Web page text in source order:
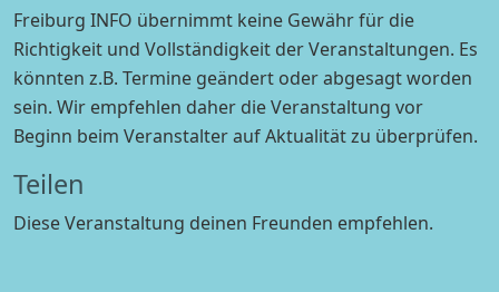
Freiburg INFO übernimmt keine Gewähr für die
Richtigkeit und Vollständigkeit der Veranstaltungen. Es
könnten z.B. Termine geändert oder abgesagt worden
sein. Wir empfehlen daher die Veranstaltung vor
Beginn beim Veranstalter auf Aktualität zu überprüfen.
Teilen
Diese Veranstaltung deinen Freunden empfehlen.